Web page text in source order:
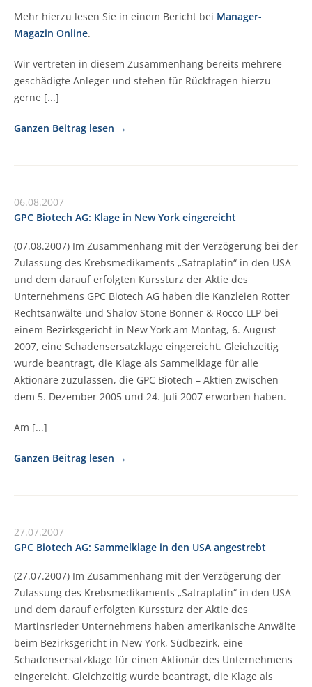
Mehr hierzu lesen Sie in einem Bericht bei Manager-
Magazin Online.
Wir vertreten in diesem Zusammenhang bereits mehrere
geschädigte Anleger und stehen für Rückfragen hierzu
gerne [...]
Ganzen Beitrag lesen
06.08.2007
GPC Biotech AG: Klage in New York eingereicht
(07.08.2007) Im Zusammenhang mit der Verzögerung bei der
Zulassung des Krebsmedikaments „Satraplatin“ in den USA
und dem darauf erfolgten Kurssturz der Aktie des
Unternehmens GPC Biotech AG haben die Kanzleien Rotter
Rechtsanwälte und Shalov Stone Bonner & Rocco LLP bei
einem Bezirksgericht in New York am Montag, 6. August
2007, eine Schadensersatzklage eingereicht. Gleichzeitig
wurde beantragt, die Klage als Sammelklage für alle
Aktionäre zuzulassen, die GPC Biotech – Aktien zwischen
dem 5. Dezember 2005 und 24. Juli 2007 erworben haben.
Am [...]
Ganzen Beitrag lesen
27.07.2007
GPC Biotech AG: Sammelklage in den USA angestrebt
(27.07.2007) Im Zusammenhang mit der Verzögerung der
Zulassung des Krebsmedikaments „Satraplatin“ in den USA
und dem darauf erfolgten Kurssturz der Aktie des
Martinsrieder Unternehmens haben amerikanische Anwälte
beim Bezirksgericht in New York, Südbezirk, eine
Schadensersatzklage für einen Aktionär des Unternehmens
eingereicht. Gleichzeitig wurde beantragt, die Klage als